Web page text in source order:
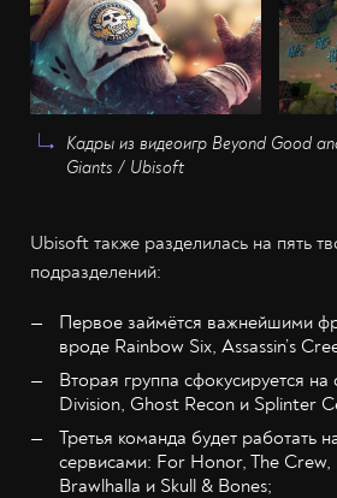
Кадры из видеоигр Beyond Good
Giants / Ubisoft
Ubisoft также разделилась на пять
подразделений:
Первое займётся важнейшими
вроде Rainbow Six, Assassin’s
Вторая группа сфокусируется
Division, Ghost Recon и Splinter
Третья команда будет работать
сервисами: For Honor, The Crew,
Brawlhalla и Skull & Bones;